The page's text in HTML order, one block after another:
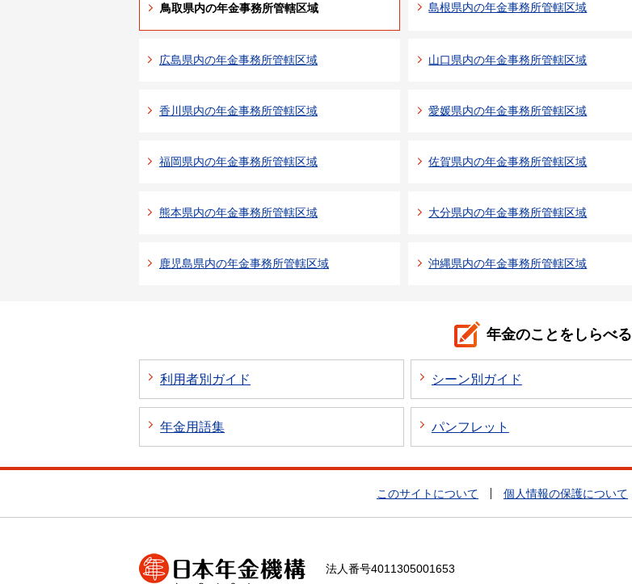
鳥取県内の年金事務所管轄区域 島根県内の年金事務所管轄区域
広島県内の年金事務所管轄区域 山口県内の年金事務所管轄区域
香川県内の年金事務所管轄区域 愛媛県内の年金事務所管轄区域
福岡県内の年金事務所管轄区域 佐賀県内の年金事務所管轄区域
熊本県内の年金事務所管轄区域 大分県内の年金事務所管轄区域
鹿児島県内の年金事務所管轄区域 沖縄県内の年金事務所管轄区域
年金のことをしらべる
利用者別ガイド シーン別ガイド
年金用語集 パンフレット
このサイトについて 個人情報の保護について
法人番号4011305001653